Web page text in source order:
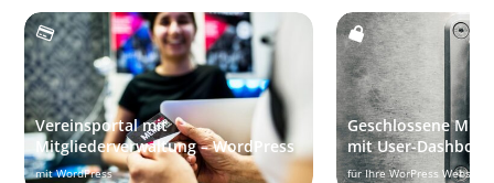
Vereinsportal mit
Mitgliederverwaltung – WordPress
mit WordPress
Geschlossene
mit User-
für Ihre WorPress Website